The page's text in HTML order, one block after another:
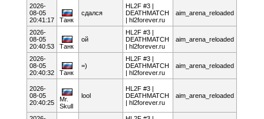
2026-
08-05
20:41:17
Танк
сдался
HL2F #3 |
DEATHMATCH
| hl2forever.ru
aim_arena_reloaded
2026-
08-05
20:40:53
Танк
ой
HL2F #3 |
DEATHMATCH
| hl2forever.ru
aim_arena_reloaded
2026-
08-05
20:40:32
Танк
=)
HL2F #3 |
DEATHMATCH
| hl2forever.ru
aim_arena_reloaded
2026-
08-05
20:40:25
Mr.
Skull
lool
HL2F #3 |
DEATHMATCH
| hl2forever.ru
aim_arena_reloaded